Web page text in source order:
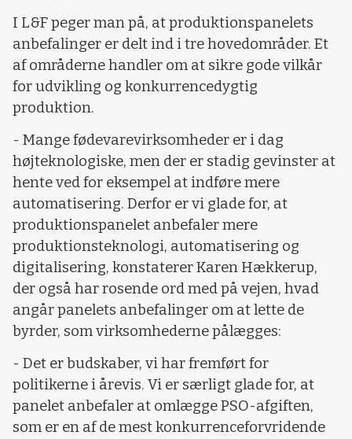
I L&F peger man på, at produktionspanelets
anbefalinger er delt ind i tre hovedområder. Et
af områderne handler om at sikre gode vilkår
for udvikling og konkurrencedygtig
produktion.
- Mange fødevarevirksomheder er i dag
højteknologiske, men der er stadig gevinster at
hente ved for eksempel at indføre mere
automatisering. Derfor er vi glade for, at
produktionspanelet anbefaler mere
produktionsteknologi, automatisering og
digitalisering, konstaterer Karen Hækkerup,
der også har rosende ord med på vejen, hvad
angår panelets anbefalinger om at lette de
byrder, som virksomhederne pålægges:
- Det er budskaber, vi har fremført for
politikerne i årevis. Vi er særligt glade for, at
panelet anbefaler at omlægge PSO-afgiften,
som er en af de mest konkurrenceforvridende